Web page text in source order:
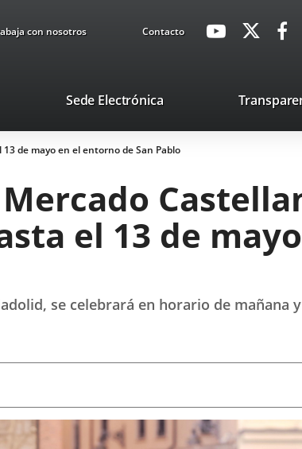
con nosotros ContactoavaHeaderSocial
Link
Link
Sede ElectrónicaLink
external
application.
de mayo en el entorno de San Pablo
el 13 de
se celebrará en horario de mañana